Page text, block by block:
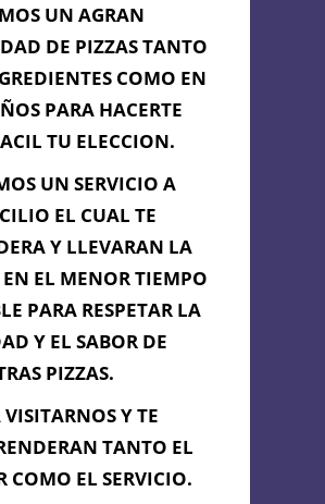
UN AGRAN
DE PIZZAS TANTO
COMO EN
PARA HACERTE
TU ELECCION.
UN SERVICIO A
EL CUAL TE
Y LLEVARAN LA
EL MENOR TIEMPO
PARA RESPETAR LA
Y EL SABOR DE
PIZZAS.
Y TE
TANTO EL
COMO EL SERVICIO.
Nº 1 (JUNTO
575
con Nosotros